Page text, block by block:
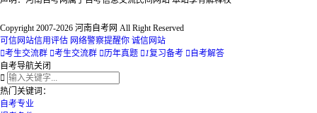
Copyright 2007-2026 河南自考网 All Right Reserved
可信网站信用评估 网络警察提醒你 诚信网站
考生交流群 考生交流群 历年真题 1复习备考  自考解答
自考导航关闭

热门关键词：
自考专业